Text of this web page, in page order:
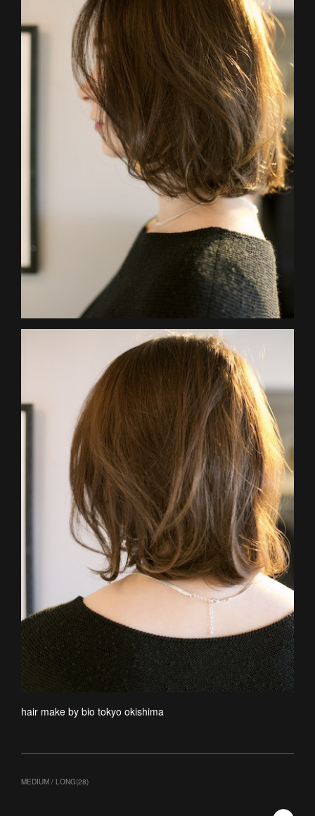
hair make by bio tokyo okishima
MEDIUM / LONG(28)